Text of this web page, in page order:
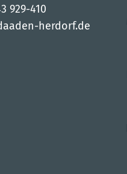
929-410
herdorf.de